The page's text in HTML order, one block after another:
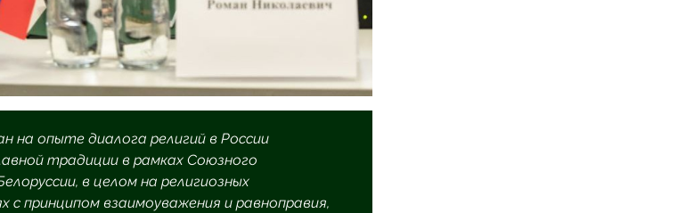
на опыте диалога религий в России
традиции в рамках Союзного
в целом на религиозных
с принципом взаимоуважения и равноправия,